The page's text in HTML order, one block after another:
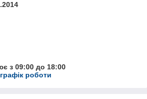
з 09:00 до 18:00
роботи